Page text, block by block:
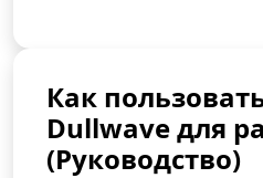
Как
Dullwave для
(Руководство)